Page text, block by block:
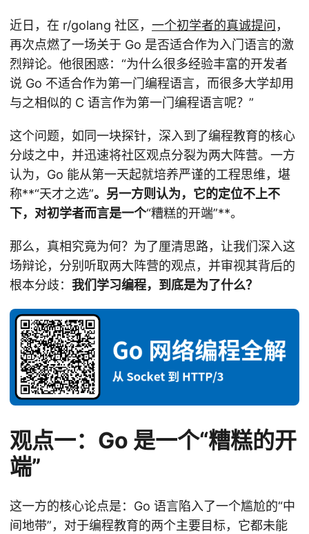
近日，在 r/golang 社区， 一个初学者的真诚提问 ，
再次点燃了一场关于 Go 是否适合作为入门语言的激
烈辩论。他很困惑：“为什么很多经验丰富的开发者
说 Go 不适合作为第一门编程语言，而很多大学却用
与之相似的 C 语言作为第一门编程语言呢？”
这个问题，如同一块探针，深入到了编程教育的核心
分歧之中，并迅速将社区观点分裂为两大阵营。一方
认为，Go 能从第一天起就培养严谨的工程思维，堪
称**“天才之选”。另一方则认为，它的定位不上不
下，对初学者而言是一个“糟糕的开端”**。
那么，真相究竟为何？为了厘清思路，让我们深入这
场辩论，分别听取两大阵营的观点，并审视其背后的
根本分歧： 我们学习编程，到底是为了什么？
观点一：Go 是一个“糟糕的开
端”
这一方的核心论点是：Go 语言陷入了一个尴尬的“中
间地带”，对于编程教育的两个主要目标，它都未能